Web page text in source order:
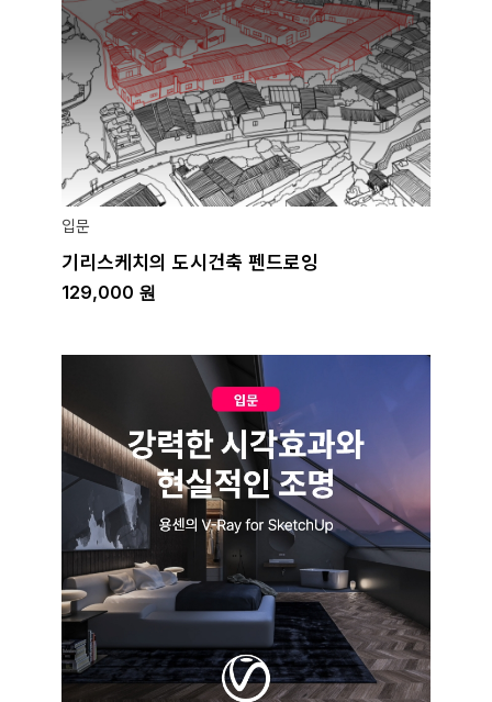
입문
기리스케치의 도시건축 펜드로잉
129,000 원